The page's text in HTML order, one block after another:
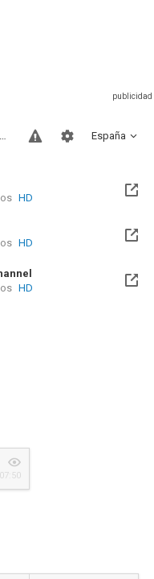
España
Sitios compatibles
2033 (Quedan 6 años)
HD
2033 (Quedan 6 años)
HD
HD
07:50